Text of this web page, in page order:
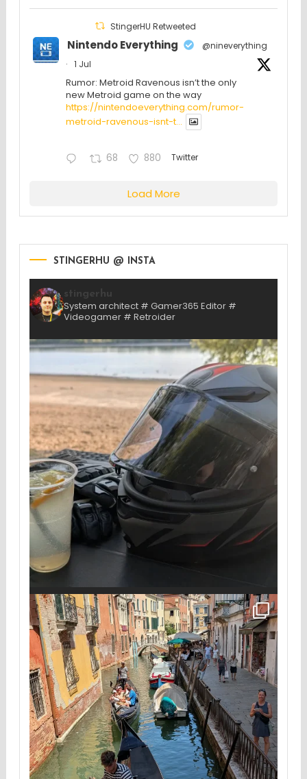
StingerHU Retweeted
Nintendo Everything
@nineverything
·
1 Jul
Rumor: Metroid Ravenous isn’t the only
new Metroid game on the way
https://nintendoeverything.com/rumor-
metroid-ravenous-isnt-t...
68 880 Twitter
Load More
STINGERHU @ INSTA
System architect # Gamer365 Editor #
Videogamer # Retroider